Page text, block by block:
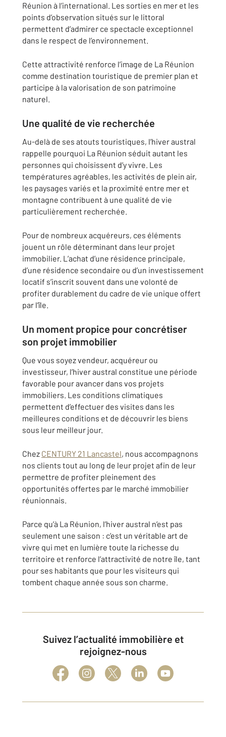
Réunion à l’international. Les sorties en mer et les
points d’observation situés sur le littoral
permettent d’admirer ce spectacle exceptionnel
dans le respect de l’environnement.
Cette attractivité renforce l’image de La Réunion
comme destination touristique de premier plan et
participe à la valorisation de son patrimoine
naturel.
Une qualité de vie recherchée
Au-delà de ses atouts touristiques, l’hiver austral
rappelle pourquoi La Réunion séduit autant les
personnes qui choisissent d’y vivre. Les
températures agréables, les activités de plein air,
les paysages variés et la proximité entre mer et
montagne contribuent à une qualité de vie
particulièrement recherchée.
Pour de nombreux acquéreurs, ces éléments
jouent un rôle déterminant dans leur projet
immobilier. L’achat d’une résidence principale,
d’une résidence secondaire ou d’un investissement
locatif s’inscrit souvent dans une volonté de
profiter durablement du cadre de vie unique offert
par l’île.
Un moment propice pour concrétiser
son projet immobilier
Que vous soyez vendeur, acquéreur ou
investisseur, l’hiver austral constitue une période
favorable pour avancer dans vos projets
immobiliers. Les conditions climatiques
permettent d’effectuer des visites dans les
meilleures conditions et de découvrir les biens
sous leur meilleur jour.
Chez CENTURY 21 Lancastel, nous accompagnons
nos clients tout au long de leur projet afin de leur
permettre de profiter pleinement des
opportunités offertes par le marché immobilier
réunionnais.
Parce qu’à La Réunion, l’hiver austral n’est pas
seulement une saison : c’est un véritable art de
vivre qui met en lumière toute la richesse du
territoire et renforce l’attractivité de notre île, tant
pour ses habitants que pour les visiteurs qui
tombent chaque année sous son charme.
Suivez l’actualité immobilière et
rejoignez-nous